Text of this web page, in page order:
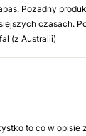
Pozadny
czasach.
(z Australii)
to co w opisie